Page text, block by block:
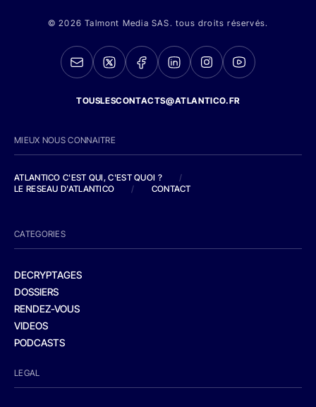
© 2026 Talmont Media SAS. tous droits réservés.
TOUSLESCONTACTS@ATLANTICO.FR
MIEUX NOUS CONNAITRE
ATLANTICO C'EST QUI, C'EST QUOI ?
/
LE RESEAU D'ATLANTICO
/ CONTACT
CATEGORIES
DECRYPTAGES
DOSSIERS
RENDEZ-VOUS
VIDEOS
PODCASTS
LEGAL